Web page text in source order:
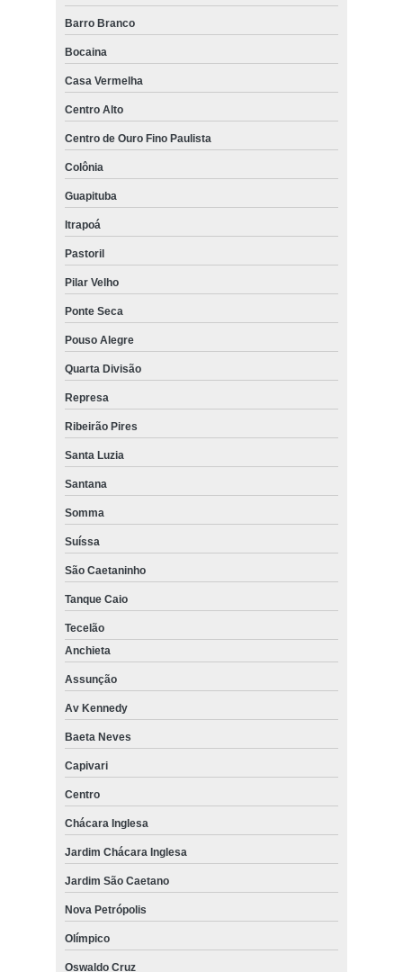
Barro Branco
Bocaina
Casa Vermelha
Centro Alto
Centro de Ouro Fino Paulista
Colônia
Guapituba
Itrapoá
Pastoril
Pilar Velho
Ponte Seca
Pouso Alegre
Quarta Divisão
Represa
Ribeirão Pires
Santa Luzia
Santana
Somma
Suíssa
São Caetaninho
Tanque Caio
Tecelão
Anchieta
Assunção
Av Kennedy
Baeta Neves
Capivari
Centro
Chácara Inglesa
Jardim Chácara Inglesa
Jardim São Caetano
Nova Petrópolis
Olímpico
Oswaldo Cruz